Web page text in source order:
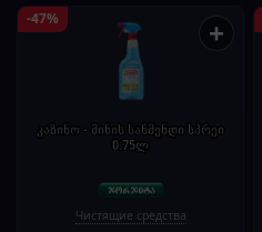
-47% +
კაზინო - მინის საწმენდი სპრეი
0.75ლ
Чистящие средства